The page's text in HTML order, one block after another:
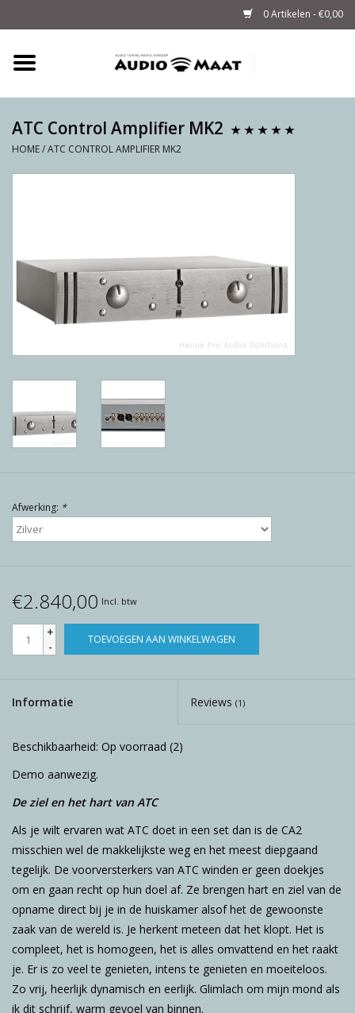
0 Artikelen - €0,00
Tuning
Blog
ATC Control Amplifier MK2
HOME/ATC CONTROL AMPLIFIER MK2
Afwerking: *
€2.840,00 Incl. btw
+
-
TOEVOEGEN AAN WINKELWAGEN
Informatie Reviews (1)
Beschikbaarheid: Op voorraad (2)
Demo aanwezig.
De ziel en het hart van ATC
Als je wilt ervaren wat ATC doet in een set dan is de CA2
misschien wel de makkelijkste weg en het meest diepgaand
tegelijk. De voorversterkers van ATC winden er geen doekjes
om en gaan recht op hun doel af. Ze brengen hart en ziel van de
opname direct bij je in de huiskamer alsof het de gewoonste
zaak van de wereld is. Je herkent meteen dat het klopt. Het is
compleet, het is homogeen, het is alles omvattend en het raakt
je. Er is zo veel te genieten, intens te genieten en moeiteloos.
Zo vrij, heerlijk dynamisch en eerlijk. Glimlach om mijn mond als
ik dit schrijf, warm gevoel van binnen.